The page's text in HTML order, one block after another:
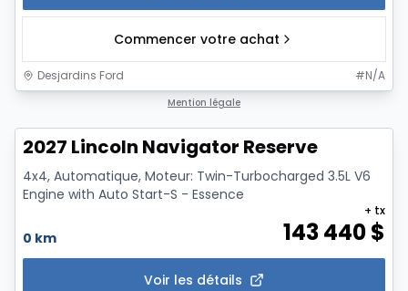
Commencer votre achat
Desjardins Ford #N/A
Mention légale
2027 Lincoln Navigator Reserve
4x4, Automatique, Moteur: Twin-Turbocharged 3.5L V6
Engine with Auto Start-S - Essence
0 km 143 440$
+ tx
Voir les détails